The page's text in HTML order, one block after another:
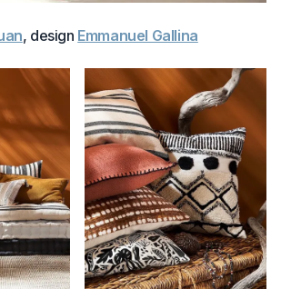
, design Emmanuel Gallina